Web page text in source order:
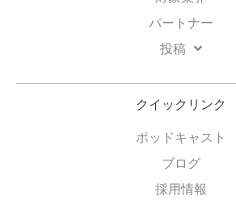
パートナー
投稿
クイックリンク
ポッドキャスト
ブログ
採用情報